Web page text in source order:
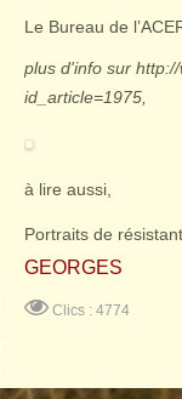
Le Bureau de
plus d'info sur
id_article=1975,
à lire aussi,
Portraits de
GEORGES
Clics : 4774